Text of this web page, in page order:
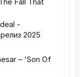
-
2025
– ‘Son Of